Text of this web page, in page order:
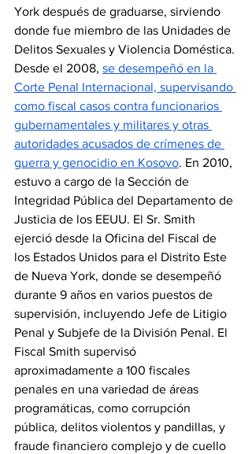
York después de graduarse, sirviendo
donde fue miembro de las Unidades de
Delitos Sexuales y Violencia Doméstica.
Desde el 2008, se desempeñó en la
Corte Penal Internacional, supervisando
como fiscal casos contra funcionarios
gubernamentales y militares y otras
autoridades acusados ​​de crímenes de
guerra y genocidio en Kosovo. En 2010,
estuvo a cargo de la Sección de
Integridad Pública del Departamento de
Justicia de los EEUU. El Sr. Smith
ejerció desde la Oficina del Fiscal de
los Estados Unidos para el Distrito Este
de Nueva York, donde se desempeñó
durante 9 años en varios puestos de
supervisión, incluyendo Jefe de Litigio
Penal y Subjefe de la División Penal. El
Fiscal Smith supervisó
aproximadamente a 100 fiscales
penales en una variedad de áreas
programáticas, como corrupción
pública, delitos violentos y pandillas, y
fraude financiero complejo y de cuello